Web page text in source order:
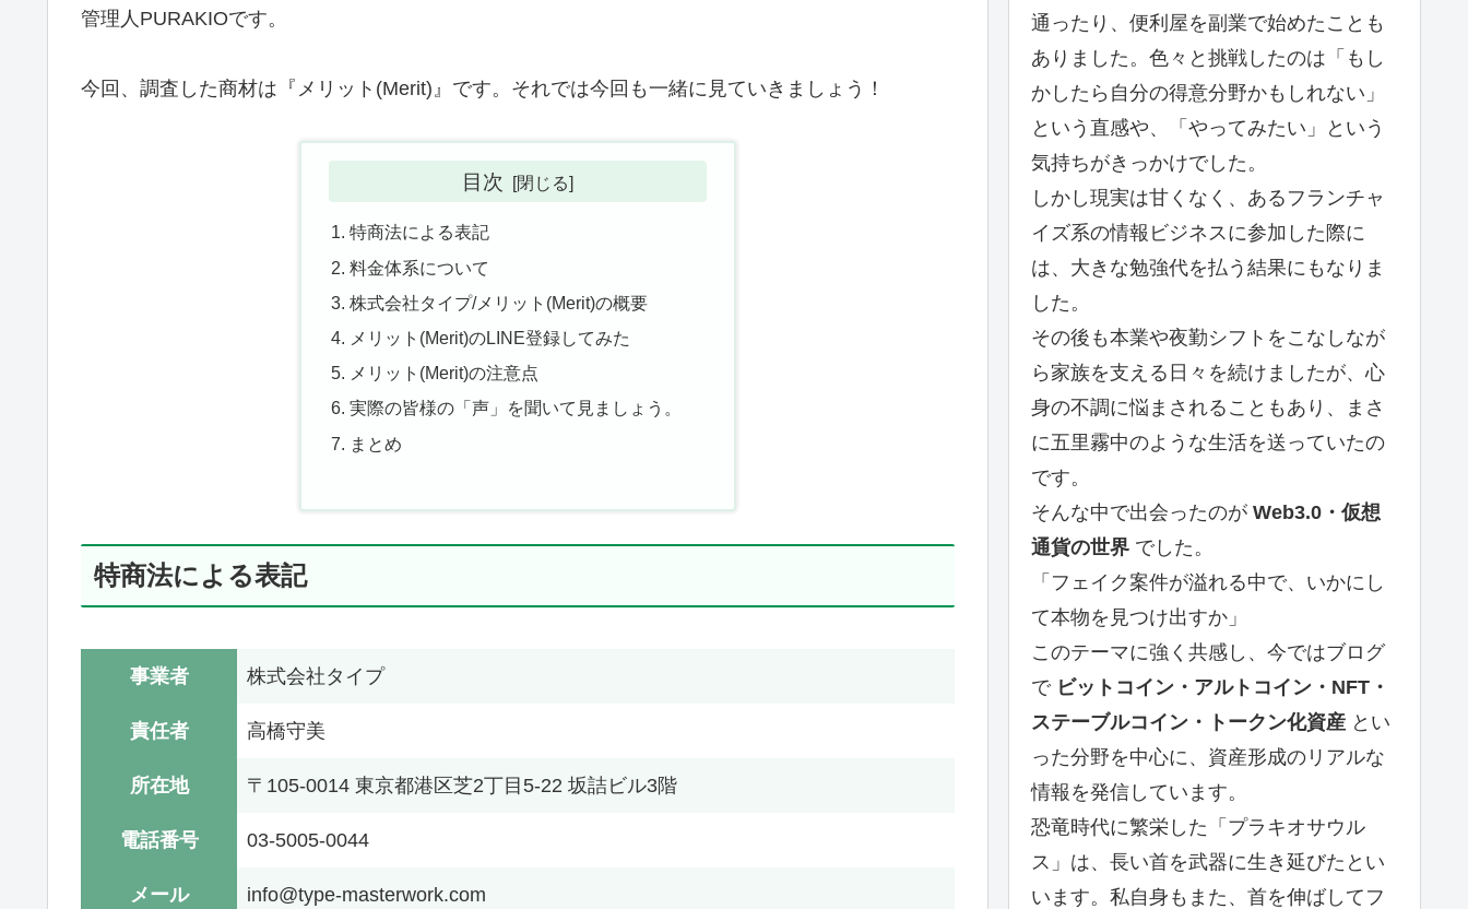
管理人PURAKIOです。
今回、調査した商材は『メリット(Merit)』です。それでは今回も一緒に見ていきましょう！
目次
特商法による表記
料金体系について
株式会社タイプ/メリット(Merit)の概要
メリット(Merit)のLINE登録してみた
メリット(Merit)の注意点
実際の皆様の「声」を聞いて見ましょう。
まとめ
特商法による表記
事業者 株式会社タイプ
責任者 高橋守美
所在地 〒105-0014 東京都港区芝2丁目5-22 坂詰ビル3階
電話番号 03-5005-0044
メール info@type-masterwork.com
通ったり、便利屋を副業で始めたことも
ありました。色々と挑戦したのは「もし
かしたら自分の得意分野かもしれない」
という直感や、「やってみたい」という
気持ちがきっかけでした。
しかし現実は甘くなく、あるフランチャ
イズ系の情報ビジネスに参加した際に
は、大きな勉強代を払う結果にもなりま
した。
その後も本業や夜勤シフトをこなしなが
ら家族を支える日々を続けましたが、心
身の不調に悩まされることもあり、まさ
に五里霧中のような生活を送っていたの
です。
そんな中で出会ったのが Web3.0・仮想
通貨の世界 でした。
「フェイク案件が溢れる中で、いかにし
て本物を見つけ出すか」
このテーマに強く共感し、今ではブログ
で ビットコイン・アルトコイン・NFT・
ステーブルコイン・トークン化資産 とい
った分野を中心に、資産形成のリアルな
情報を発信しています。
恐竜時代に繁栄した「プラキオサウル
ス」は、長い首を武器に生き延びたとい
います。私自身もまた、首を伸ばしてフ